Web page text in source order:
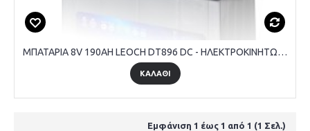
ΜΠΑΤΑΡΙΑ 8V 190AH LEOCH DT896 DC - ΗΛΕΚΤΡΟΚΙΝΗΤΩΝ ΜΗΧΑΝΗΜΑΤΩΝ
ΚΑΛΑΘΙ
Εμφάνιση 1 έως 1 από 1 (1 Σελ.)